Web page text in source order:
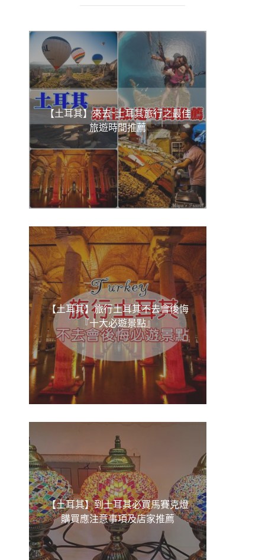
【土耳其】來去~土耳其旅行之最佳
旅遊時間推薦
【土耳其】旅行土耳其不去會後悔
『十大必遊景點』
【土耳其】到土耳其必買馬賽克燈
購買應注意事項及店家推薦